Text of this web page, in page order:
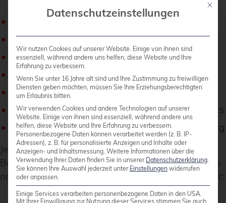
Wartung mitarbeit an verschiedenen Paketen
Unterstützung als Debian-Sys-Admin
Mitarbeit and Debian Edu / Skolelinux
Entwicklungsarbeit an Kernel-Images
Entwicklungsarbeit an Cloud-Images
Entwicklungsarbeit für diverse Debian Backports
Mitarbeit und Unterstützung bei salsa.debian.org
Jeder unserer Kollegen hat einen signifikanten
Beitrag zum aktuellen Releasegeleistet und deshalb
noch einmal einen herzlichen Dank an alle Debianer:
Mit
Datenschutzeinstellungen
Wir nutzen Cookies auf unserer Website. Einige von ihnen sind
essenziell, während andere uns helfen, diese Website und Ihre
Erfahrung zu verbessern.
Wenn Sie unter 16 Jahre alt sind und Ihre Zustimmung zu freiwilligen
Diensten geben möchten, müssen Sie Ihre Erziehungsberechtigten
um Erlaubnis bitten.
Wir verwenden Cookies und andere Technologien auf unserer
Website. Einige von ihnen sind essenziell, während andere uns
helfen, diese Website und Ihre Erfahrung zu verbessern.
Personenbezogene Daten können verarbeitet werden (z. B. IP-
Adressen), z. B. für personalisierte Anzeigen und Inhalte oder
Anzeigen- und Inhaltsmessung. Weitere Informationen über die
Verwendung Ihrer Daten finden Sie in unserer Datenschutzerklärung.
Sie können Ihre Auswahl jederzeit unter Einstellungen widerrufen
oder anpassen.
Einige Services verarbeiten personenbezogene Daten in den USA.
Mit Ihrer Einwilligung zur Nutzung dieser Services stimmen Sie auch